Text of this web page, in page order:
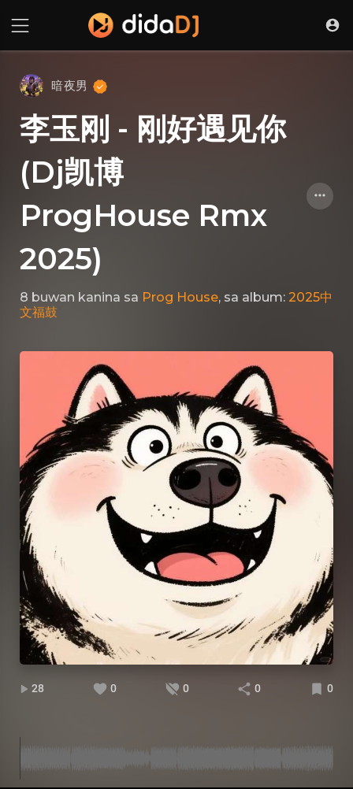
暗夜男
李玉刚 - 刚好遇见你
(Dj凯博
ProgHouse Rmx
2025)
8 buwan kanina sa Prog House, sa album: 2025中
文福鼓
28 0 0 0 0